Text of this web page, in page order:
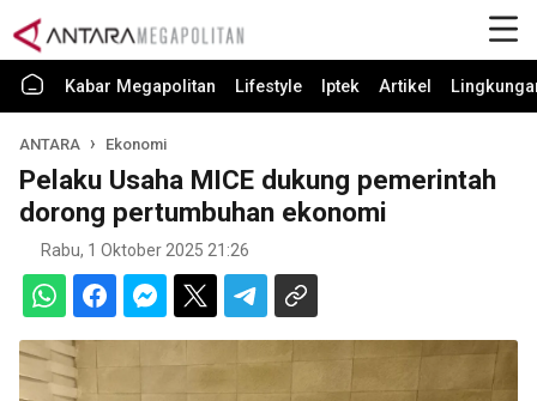
Kabar Megapolitan Lifestyle Iptek Artikel
ANTARA Ekonomi
Pelaku Usaha MICE dukung pemerintah
dorong pertumbuhan ekonomi
Rabu, 1 Oktober 2025 21:26